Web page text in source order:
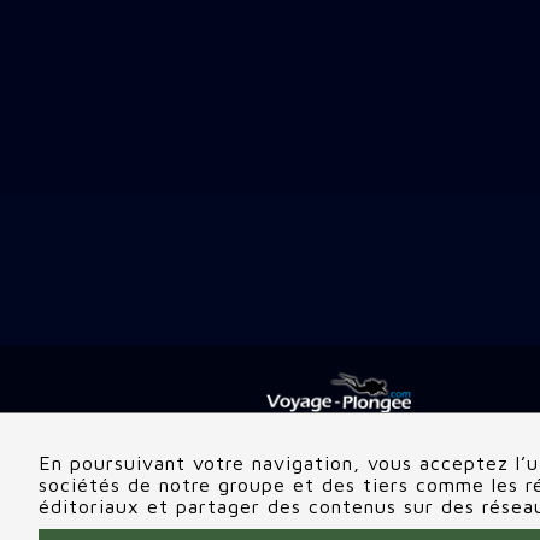
Follow me
En poursuivant votre navigation, vous acceptez
sociétés de notre groupe et des tiers comme les
éditoriaux et partager des contenus sur des